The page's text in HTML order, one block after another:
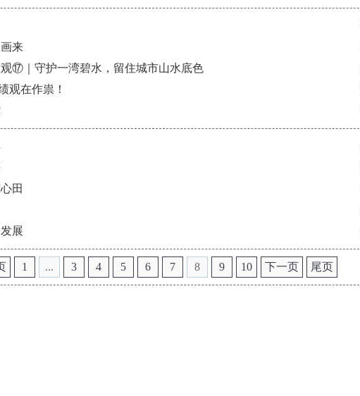
来
⑰｜守护一湾碧水，留住城市山水底色
观在作祟！
田
展
1 ... 3 4 5 6 7 8 9 10 下一页 尾页